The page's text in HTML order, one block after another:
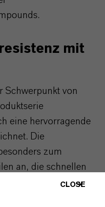
mit
Schwerpunkt von
eine hervorragende
Die
zum
an, die schnellen
sind. „Dank
CLOSE